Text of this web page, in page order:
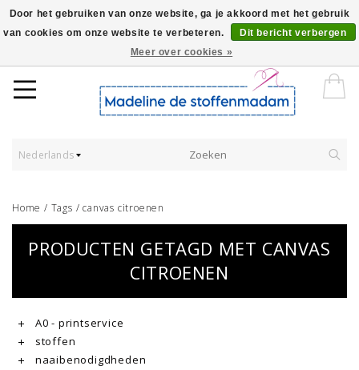
Worldwide Shipping - Onze stoffen worden verkocht per 10 cm.
Nederlands
Home / Tags /canvas citroenen
PRODUCTEN GETAGD MET CANVAS
CITROENEN
A0 - printservice
stoffen
naaibenodigdheden
Door het gebruiken van onze website, ga je akkoord met het gebruik
van cookies om onze website te verbeteren.
Dit bericht verbergen
Meer over cookies »